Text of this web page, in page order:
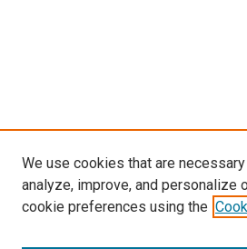
We use cookies that are
analyze, improve, and personalize
cookie preferences using the